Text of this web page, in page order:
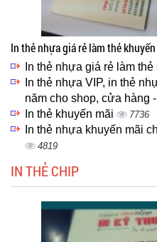
In thẻ nhựa giá rẻ làm thẻ
In thẻ nhựa giá rẻ làm
In thẻ nhựa VIP, in thẻ
năm cho shop, cửa hàng -
In thẻ khuyến mãi 7736
In thẻ nhựa khuyến mãi
4819
IN THẺ CHIP